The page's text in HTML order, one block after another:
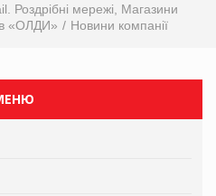
Роздрібні мережі, Магазини
«ОЛДИ» Новини компанії